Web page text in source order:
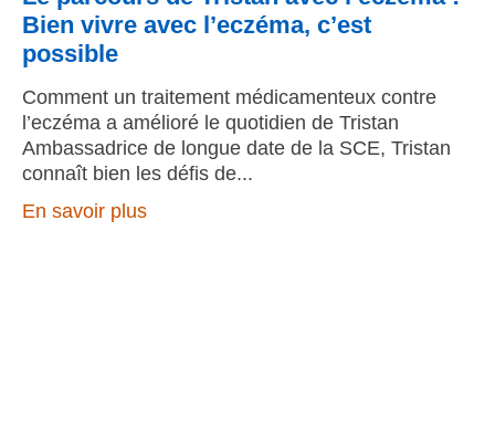
Bien vivre avec l’eczéma, c’est
possible
Comment un traitement médicamenteux contre
l’eczéma a amélioré le quotidien de Tristan
Ambassadrice de longue date de la SCE, Tristan
connaît bien les défis de
En savoir plus